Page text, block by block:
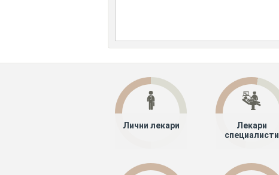
Лични лекари
Лекари
специалисти